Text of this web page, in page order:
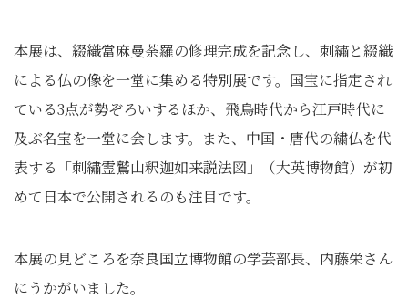
本展は、綴織當麻曼荼羅の修理完成を記念し、刺繡と綴織
による仏の像を一堂に集める特別展です。国宝に指定され
ている3点が勢ぞろいするほか、飛鳥時代から江戸時代に
及ぶ名宝を一堂に会します。また、中国・唐代の繍仏を代
表する「刺繡霊鷲山釈迦如来説法図」（大英博物館）が初
めて日本で公開されるのも注目です。
本展の見どころを奈良国立博物館の学芸部長、内藤栄さん
にうかがいました。